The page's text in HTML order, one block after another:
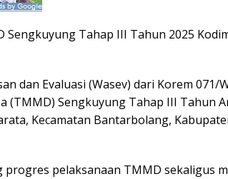
Tahap III Tahun 2025
dan Evaluasi (Wasev) dari Korem 071/
Sengkuyung Tahap III Tahun
Kecamatan Bantarbolang,
pelaksanaan TMMD sekaligus